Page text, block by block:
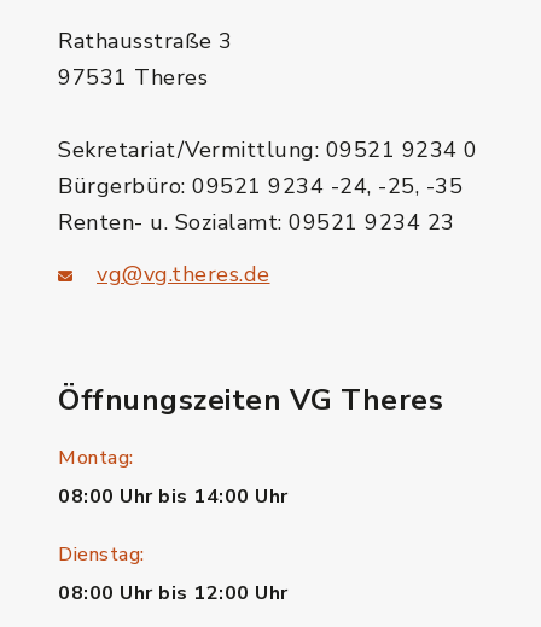
Rathausstraße 3
97531 Theres
Sekretariat/Vermittlung: 09521 9234 0
Bürgerbüro: 09521 9234 -24, -25, -35
Renten- u. Sozialamt: 09521 9234 23
vg@vg.theres.de
Öffnungszeiten VG Theres
Montag:
08:00 Uhr bis 14:00 Uhr
Dienstag:
08:00 Uhr bis 12:00 Uhr